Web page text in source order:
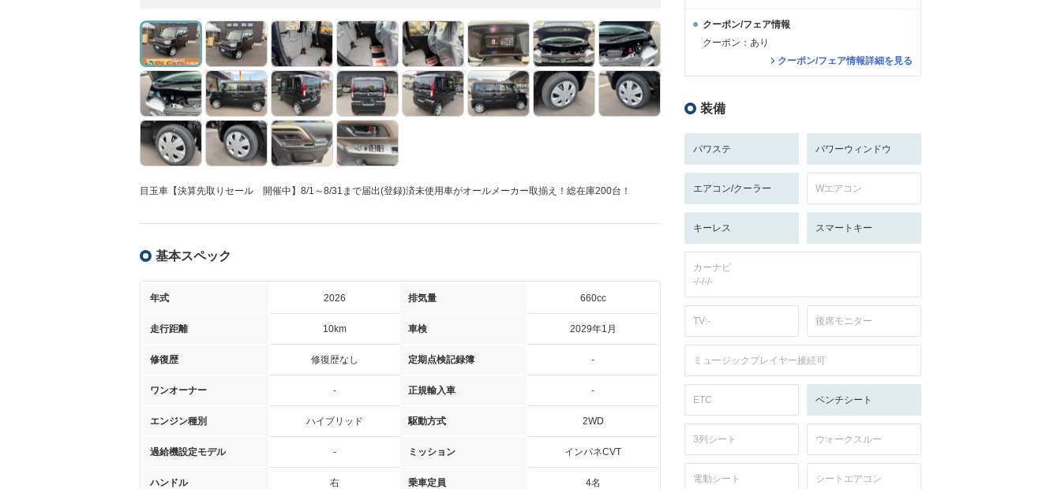
目玉車【決算先取りセール 開催中】8/1～8/31まで届出(登録)済未使用車がオールメーカー取揃え！総在庫200台！
基本スペック
年式 2026 排気量 660cc
走行距離 10km 車検 2029年1月
修復歴 修復歴なし 定期点検記録簿 -
ワンオーナー - 正規輸入車 -
エンジン種別 ハイブリッド 駆動方式 2WD
過給機設定モデル - ミッション インパネCVT
ハンドル 右 乗車定員 4名
クーポン/フェア情報
クーポン：あり
クーポン/フェア情報詳細を見る
装備
パワステ パワーウィンドウ
エアコン/クーラー Wエアコン
キーレス スマートキー
カーナビ
-/-/-/-
TV:- 後席モニター
ミュージックプレイヤー接続可
ETC ベンチシート
3列シート ウォークスルー
電動シート シートエアコン